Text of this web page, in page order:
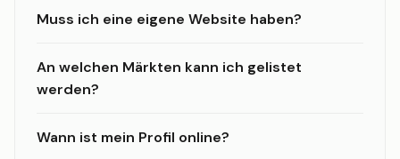
Muss ich eine eigene Website haben?
An welchen Märkten kann ich gelistet
werden?
Wann ist mein Profil online?